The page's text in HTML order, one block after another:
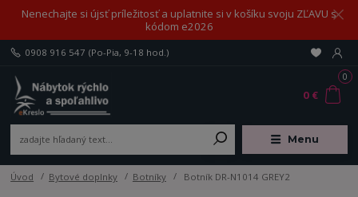
Nenechajte si újsť príležitosť a uplatnite si v košíku svoju ZĽAVU s
kódom e2026
Menu
0908 916 547 (Po-Pia, 9-18 hod.)
0
0 €
Úvod Bytové doplnky Botníky Botník DR-N1014 GREY2